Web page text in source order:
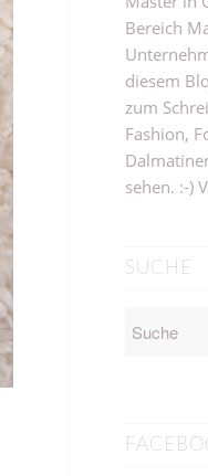
Bereich
diesem
zum
Fashion,
sehen. :-)
SUCHE